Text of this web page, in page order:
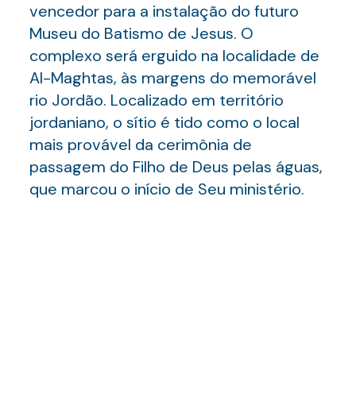
vencedor para a instalação do futuro
Museu do Batismo de Jesus. O
complexo será erguido na localidade de
Al-Maghtas, às margens do memorável
rio Jordão. Localizado em território
jordaniano, o sítio é tido como o local
mais provável da cerimônia de
passagem do Filho de Deus pelas águas,
que marcou o início de Seu ministério.